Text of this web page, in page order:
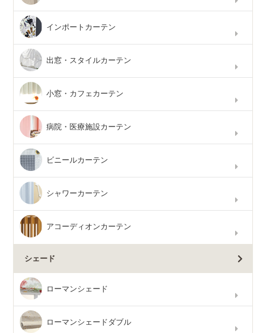
インポートカーテン
出窓・スタイルカーテン
小窓・カフェカーテン
病院・医療施設カーテン
ビニールカーテン
シャワーカーテン
アコーディオンカーテン
シェード
ローマンシェード
ローマンシェードダブル